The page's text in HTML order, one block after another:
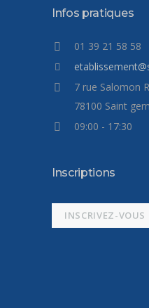
Infos pratiques
01 39 21 58 58
7 rue Salomon
78100 Saint
09:00 - 17:30
Inscriptions
INSCRIVEZ-VOUS